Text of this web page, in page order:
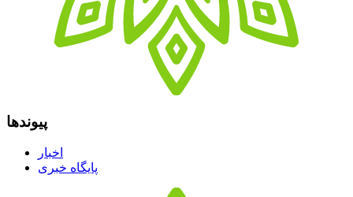
پیوندها
اخبار
پایگاه خبری